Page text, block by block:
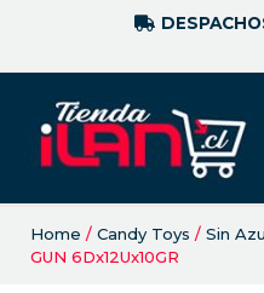
Home / Candy Toys / Sin
GUN 6Dx12Ux10GR